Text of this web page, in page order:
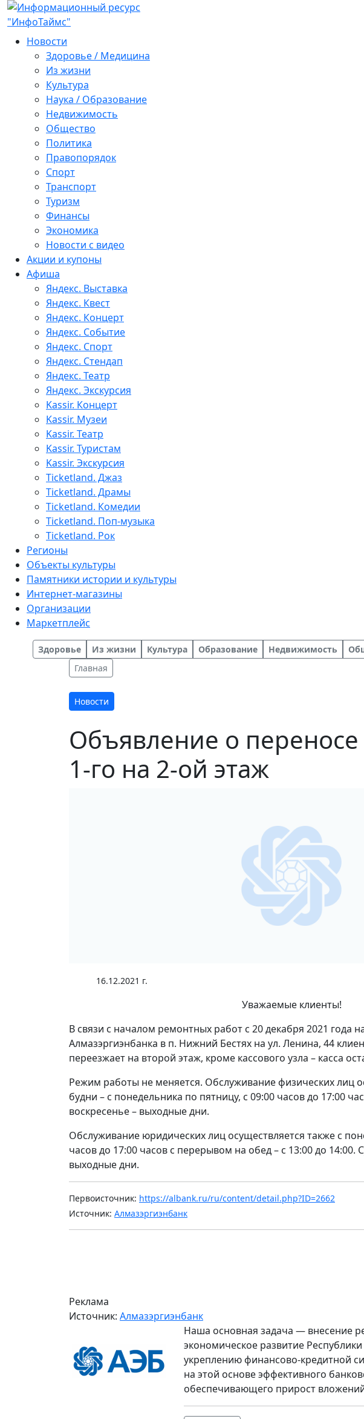
Новости
Здоровье / Медицина
Из жизни
Культура
Наука / Образование
Недвижимость
Общество
Политика
Правопорядок
Спорт
Транспорт
Туризм
Финансы
Экономика
Новости с видео
Акции и купоны
Афиша
Яндекс. Выставка
Яндекс. Квест
Яндекс. Концерт
Яндекс. Событие
Яндекс. Спорт
Яндекс. Стендап
Яндекс. Театр
Яндекс. Экскурсия
Kassir. Концерт
Kassir. Музеи
Kassir. Театр
Kassir. Туристам
Kassir. Экскурсия
Ticketland. Джаз
Ticketland. Драмы
Ticketland. Комедии
Ticketland. Поп-музыка
Ticketland. Рок
Регионы
Объекты культуры
Памятники истории и культуры
Интернет-магазины
Организации
Маркетплейс
Здоровье Из жизни Культура Образование Недвижимость
Главная
Новости
Объявление о
1-го на 2-ой этаж
16.12.2021 г.
Уважаемые клиенты!
В связи с началом ремонтных работ с 20 декабря 2021 года
Алмазэргиэнбанка в п. Нижний Бестях на ул. Ленина, 44
переезжает на второй этаж, кроме кассового узла – касса
Режим работы не меняется. Обслуживание физических лиц
будни – с понедельника по пятницу, с 09:00 часов до 17:00
воскресенье – выходные дни.
Обслуживание юридических лиц осуществляется также с
часов до 17:00 часов с перерывом на обед – с 13:00 до 14:00.
выходные дни.
Первоисточник: https://albank.ru/ru/content/detail.php?ID=2662
Источник: Алмазэргиэнбанк
Реклама
Источник: Алмазэргиэнбанк
Наша основная задача — внесение
экономическое развитие
укреплению финансово-кредитной
на этой основе эффективного
обеспечивающего прирост